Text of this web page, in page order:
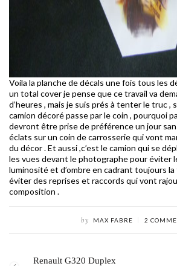
Voila la planche de décals une fois tous les
un total cover je pense que ce travail va
d’heures , mais je suis prés à tenter le truc ,
camion décoré passe par le coin , pourquoi
devront être prise de préférence un jour
éclats sur un coin de carrosserie qui vont
du décor . Et aussi ,c’est le camion qui se
les vues devant le photographe pour éviter
luminosité et d’ombre en cadrant toujours
éviter des reprises et raccords qui vont
composition .
by MAX FABRE 2
Renault G320 Duplex